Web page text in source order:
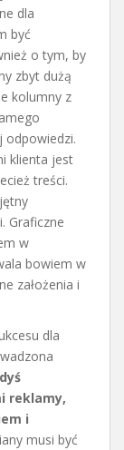
dla
być
o tym, by
zbyt dużą
kolumny z
odpowiedzi.
klienta jest
treści.
Graficzne
w
bowiem w
założenia i
dla
reklamy,
i
musi być